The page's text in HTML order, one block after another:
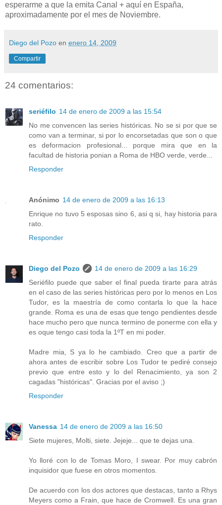
esperarme a que la emita Canal + aquí en España,
aproximadamente por el mes de Noviembre.
Diego del Pozo en enero 14, 2009
Compartir
24 comentarios:
seriéfilo 14 de enero de 2009 a las 15:54
No me convencen las series históricas. No se si por que se
como van a terminar, si por lo encorsetadas que son o que
es deformacion profesional... porque mira que en la
facultad de historia ponian a Roma de HBO verde, verde...
Responder
Anónimo 14 de enero de 2009 a las 16:13
Enrique no tuvo 5 esposas sino 6, asi q si, hay historia para
rato.
Responder
Diego del Pozo
14 de enero de 2009 a las 16:29
Seriéfilo puede que saber el final pueda tirarte para atrás
en el caso de las series históricas pero por lo menos en Los
Tudor, es la maestría de como contarla lo que la hace
grande. Roma es una de esas que tengo pendientes desde
hace mucho pero que nunca termino de ponerme con ella y
es oque tengo casi toda la 1ºT en mi poder.
Madre mia, S ya lo he cambiado. Creo que a partir de
ahora antes de escribir sobre Los Tudor te pediré consejo
previo que entre esto y lo del Renacimiento, ya son 2
cagadas "históricas". Gracias por el aviso ;)
Responder
Vanessa 14 de enero de 2009 a las 16:50
Siete mujeres, Molti, siete. Jejeje... que te dejas una.
Yo lloré con lo de Tomas Moro, I swear. Por muy cabrón
inquisidor que fuese en otros momentos.
De acuerdo con los dos actores que destacas, tanto a Rhys
Meyers como a Frain, que hace de Cromwell. Es una gran